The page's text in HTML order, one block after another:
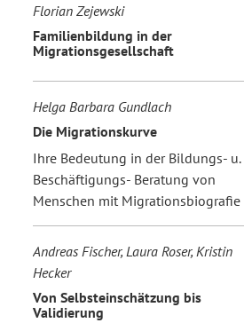
Florian Zejewski
Familienbildung in der
Migrationsgesellschaft
Helga Barbara Gundlach
Die Migrationskurve
Ihre Bedeutung in der Bildungs- u.
Beschäftigungs- Beratung von
Menschen mit Migrationsbiografie
Andreas Fischer, Laura Roser, Kristin
Hecker
Von Selbsteinschätzung bis
Validierung